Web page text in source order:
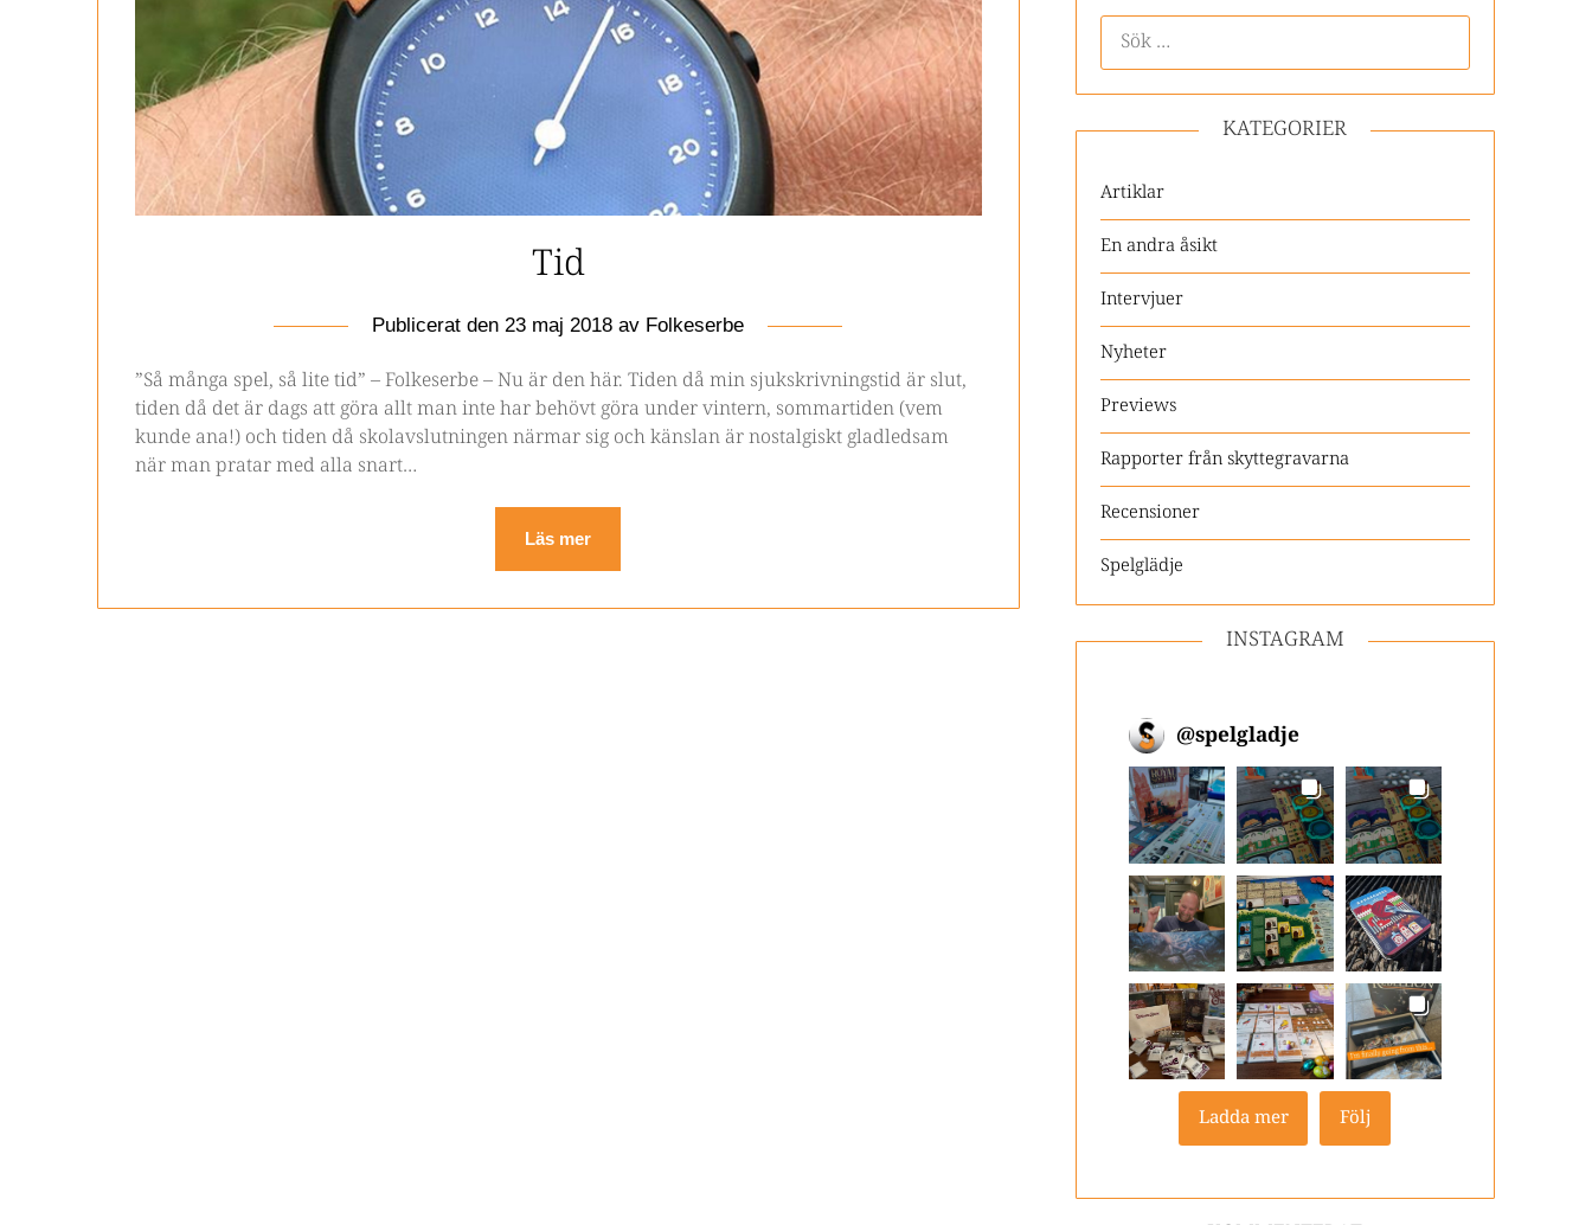
Tid
Publicerat den23 maj 2018 av Folkeserbe
”Så många spel, så lite tid” – Folkeserbe – Nu är den här. Tiden då min sjukskrivningstid är slut,
tiden då det är dags att göra allt man inte har behövt göra under vintern, sommartiden (vem
kunde ana!) och tiden då skolavslutningen närmar sig och känslan är nostalgiskt gladledsam
när man pratar med alla snart…
Läs mer
KATEGORIER
Artiklar
En andra åsikt
Intervjuer
Nyheter
Previews
Rapporter från skyttegravarna
Recensioner
Spelglädje
INSTAGRAM
@spelgladje
Ladda mer Följ